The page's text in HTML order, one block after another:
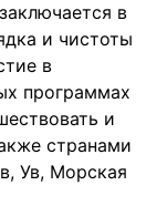
в
и чистоты
в
программах
и
странами
Ув, Морская